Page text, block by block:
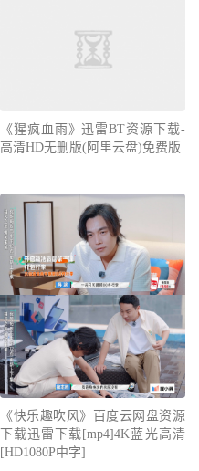
《猩疯血雨》迅雷BT资源下载-
高清HD无删版(阿里云盘)免费版
《快乐趣吹风》百度云网盘资源
下载迅雷下载[mp4]4K蓝光高清
[HD1080P中字]